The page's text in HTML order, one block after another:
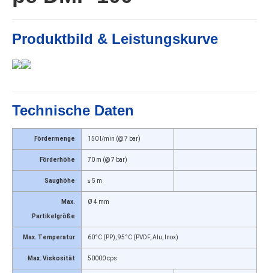
Produktbild & Leistungskurve
Technische Daten
Fördermenge 150 l/min (@ 7 bar)
Förderhöhe 70 m (@ 7 bar)
Saughöhe ≤ 5 m
Max.
Partikelgröße
Ø 4 mm
Max. Temperatur 60°C (PP), 95°C (PVDF, Alu, Inox)
Max. Viskosität 50000 cps